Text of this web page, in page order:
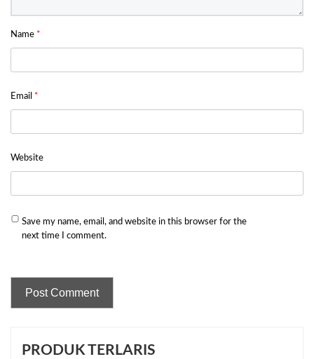
Name *
Email *
Website
Save my name, email, and website in this browser for the
next time I comment.
PRODUK TERLARIS